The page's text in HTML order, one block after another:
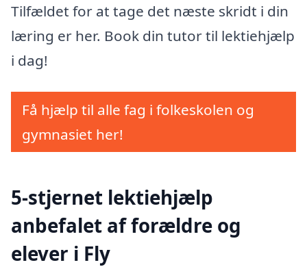
Tilfældet for at tage det næste skridt i din
læring er her. Book din tutor til lektiehjælp
i dag!
Få hjælp til alle fag i folkeskolen og
gymnasiet her!
5-stjernet lektiehjælp
anbefalet af forældre og
elever i Fly